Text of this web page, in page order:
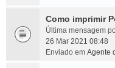
Como imprimir
Última mensagem
26 Mar 2021 08:48
Enviado em Agente